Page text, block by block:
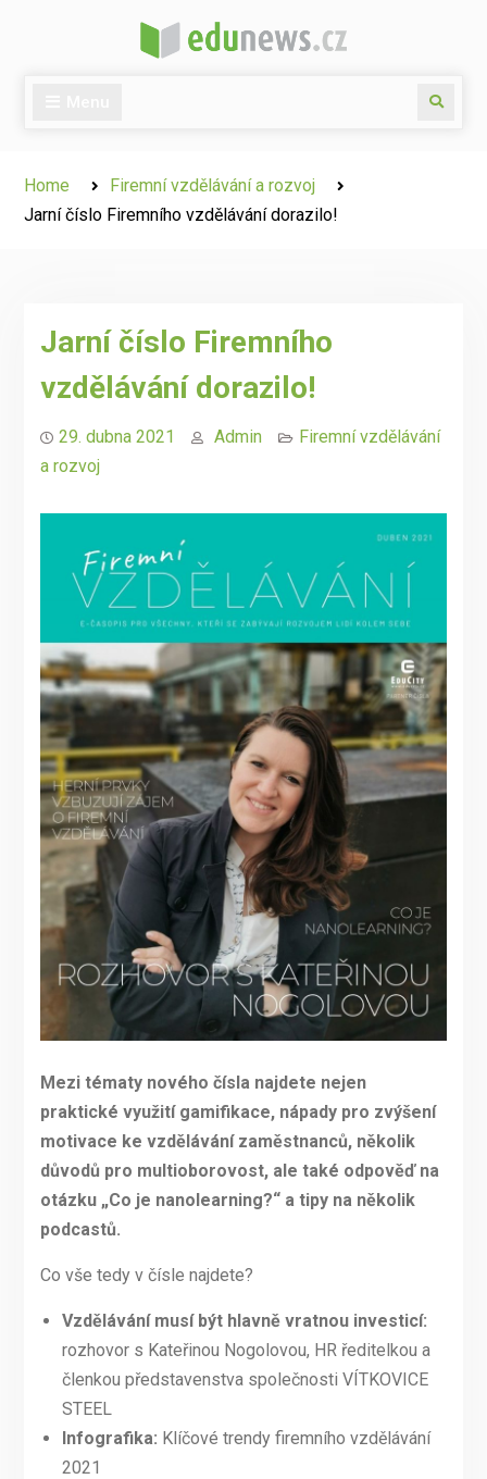
Search
Home
Firemní vzdělávání a rozvoj
Jarní číslo Firemního vzdělávání dorazilo!
Jarní číslo Firemního
vzdělávání dorazilo!
29. dubna 2021 Admin
Firemní vzdělávání
a rozvoj
Mezi tématy nového čísla najdete nejen
praktické využití gamifikace, nápady pro zvýšení
motivace ke vzdělávání zaměstnanců, několik
důvodů pro multioborovost, ale také odpověď na
otázku „Co je nanolearning?“ a tipy na několik
podcastů.
Co vše tedy v čísle najdete?
Vzdělávání musí být hlavně vratnou investicí:
rozhovor s Kateřinou Nogolovou, HR ředitelkou a
členkou představenstva společnosti VÍTKOVICE
STEEL
Infografika: Klíčové trendy firemního vzdělávání
2021